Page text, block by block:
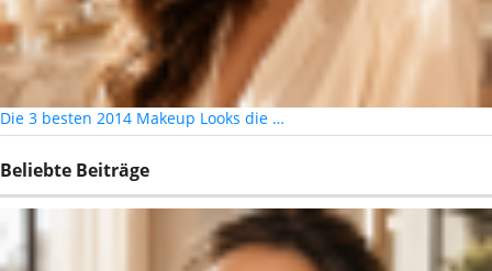
Die 3 besten 2014 Makeup Looks die …
Beliebte Beiträge